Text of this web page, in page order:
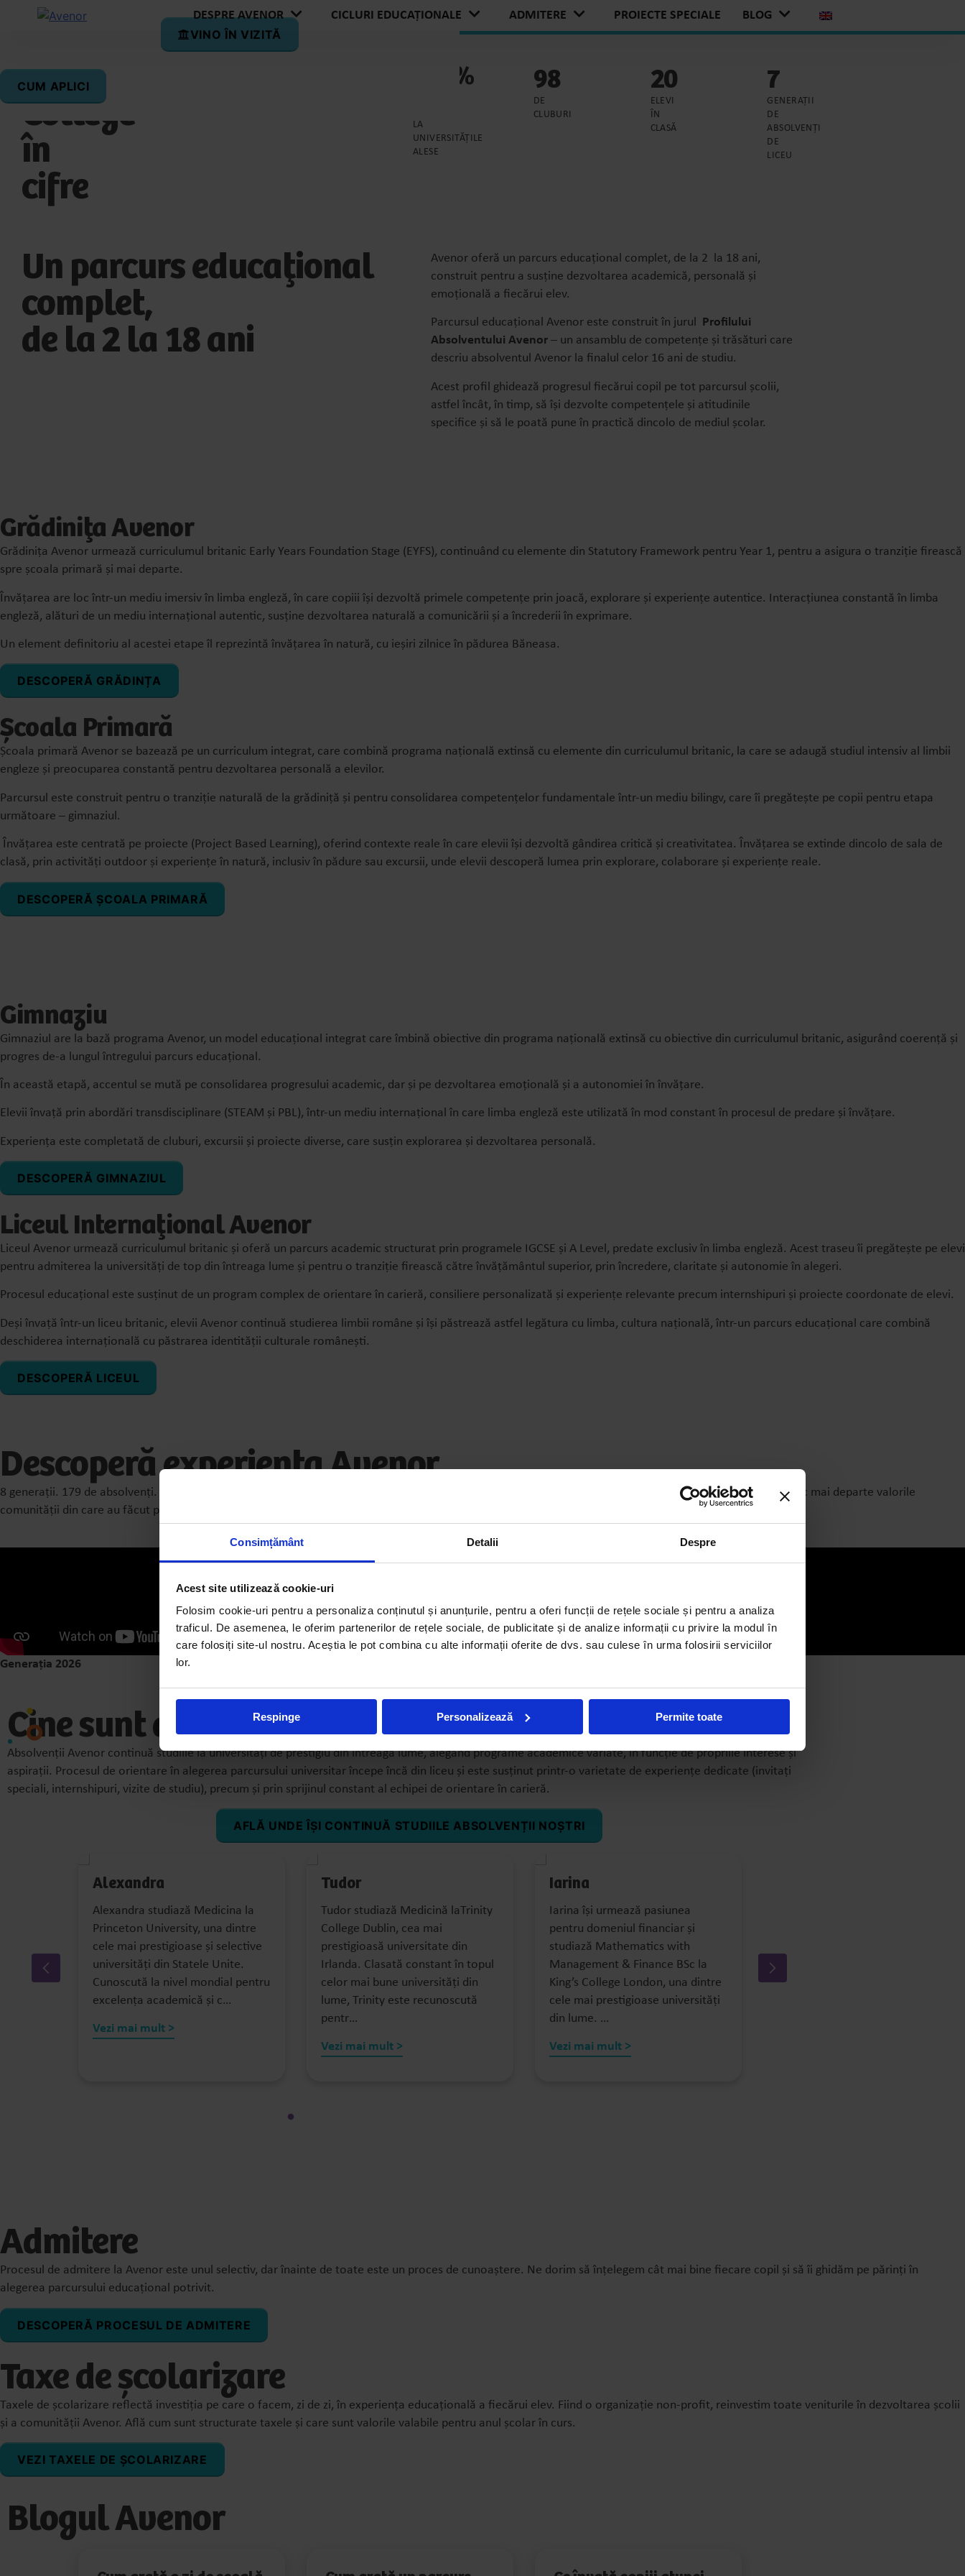
Consimțământ Detalii Despre
Acest site utilizează cookie-uri
Folosim cookie-uri pentru a personaliza conținutul și anunțurile, pentru a oferi funcții de rețele sociale și pentru a analiza
traficul. De asemenea, le oferim partenerilor de rețele sociale, de publicitate și de analize informații cu privire la modul în
care folosiți site-ul nostru. Aceștia le pot combina cu alte informații oferite de dvs. sau culese în urma folosirii serviciilor
lor.
Respinge Personalizează Permite toate
DESPRE AVENOR CICLURI EDUCAȚIONALE ADMITERE PROIECTE SPECIALE BLOG
Avenor
College
în
cifre
100%
LA
UNIVERSITĂȚILE
ALESE
98
DE
CLUBURI
20
ELEVI
ÎN
CLASĂ
7
GENERAȚII
DE
ABSOLVENȚI
DE
LICEU
Un parcurs educațional
complet,
de la 2 la 18 ani
Avenor oferă un parcurs educațional complet, de la 2 la 18 ani,
construit pentru a susține dezvoltarea academică, personală și
emoțională a fiecărui elev.
Parcursul educațional Avenor este construit în jurul Profilului
Absolventului Avenor – un ansamblu de competențe și trăsături care
descriu absolventul Avenor la finalul celor 16 ani de studiu.
Acest profil ghidează progresul fiecărui copil pe tot parcursul școlii,
astfel încât, în timp, să își dezvolte competențele și atitudinile
specifice și să le poată pune în practică dincolo de mediul școlar.
Grădinița Avenor
Grădinița Avenor urmează curriculumul britanic Early Years Foundation Stage (EYFS), continuând cu elemente din Statutory Framework pentru Year 1, pentru a asigura o tranziție firească
spre școala primară și mai departe.
Învățarea are loc într-un mediu imersiv în limba engleză, în care copiii își dezvoltă primele competențe prin joacă, explorare și experiențe autentice. Interacțiunea constantă în limba
engleză, alături de un mediu internațional autentic, susține dezvoltarea naturală a comunicării și a încrederii în exprimare.
Un element definitoriu al acestei etape îl reprezintă învățarea în natură, cu ieșiri zilnice în pădurea Băneasa.
DESCOPERĂ GRĂDINȚA
Școala Primară
Școala primară Avenor se bazează pe un curriculum integrat, care combină programa națională extinsă cu elemente din curriculumul britanic, la care se adaugă studiul intensiv al limbii
engleze și preocuparea constantă pentru dezvoltarea personală a elevilor.
Parcursul este construit pentru o tranziție naturală de la grădiniță și pentru consolidarea competențelor fundamentale într-un mediu bilingv, care îi pregătește pe copii pentru etapa
următoare – gimnaziul.
Învățarea este centrată pe proiecte (Project Based Learning), oferind contexte reale în care elevii își dezvoltă gândirea critică și creativitatea. Învățarea se extinde dincolo de sala de
clasă, prin activități outdoor și experiențe în natură, inclusiv în pădure sau excursii, unde elevii descoperă lumea prin explorare, colaborare și experiențe reale.
DESCOPERĂ ȘCOALA PRIMARĂ
Gimnaziu
Gimnaziul are la bază programa Avenor, un model educațional integrat care îmbină obiective din programa națională extinsă cu obiective din curriculumul britanic, asigurând coerență și
progres de-a lungul întregului parcurs educațional.
În această etapă, accentul se mută pe consolidarea progresului academic, dar și pe dezvoltarea emoțională și a autonomiei în învățare.
Elevii învață prin abordări transdisciplinare (STEAM și PBL), într-un mediu internațional în care limba engleză este utilizată în mod constant în procesul de predare și învățare.
Experiența este completată de cluburi, excursii și proiecte diverse, care susțin explorarea și dezvoltarea personală.
DESCOPERĂ GIMNAZIUL
Liceul Internațional Avenor
Liceul Avenor urmează curriculumul britanic și oferă un parcurs academic structurat prin programele IGCSE și A Level, predate exclusiv în limba engleză. Acest traseu îi pregătește pe elevi
pentru admiterea la universități de top din întreaga lume și pentru o tranziție firească către învățământul superior, prin încredere, claritate și autonomie în alegeri.
Procesul educațional este susținut de un program complex de orientare în carieră, consiliere personalizată și experiențe relevante precum internshipuri și proiecte coordonate de elevi.
Deși învață într-un liceu britanic, elevii Avenor continuă studierea limbii române și își păstrează astfel legătura cu limba, cultura națională, într-un parcurs educațional care combină
deschiderea internațională cu păstrarea identității culturale românești.
DESCOPERĂ LICEUL
Descoperă experiența Avenor
8 generații. 179 de absolvenți. Un singur parcurs construit pentru viitor. Astăzi, absolvenții Avenor își continuă studiile la universități din întreaga lume și duc mai departe valorile
comunității din care au făcut parte.
Generația 2026
Cine sunt alumni Avenor?
Absolvenții Avenor continuă studiile la universități de prestigiu din întreaga lume, alegând programe academice variate, în funcție de propriile interese și
aspirații. Procesul de orientare în alegerea parcursului universitar începe încă din liceu și este susținut printr-o varietate de experiențe dedicate (invitați
speciali, internshipuri, vizite de studiu), precum și prin sprijinul constant al echipei de orientare în carieră.
AFLĂ UNDE ÎȘI CONTINUĂ STUDIILE ABSOLVENȚII NOȘTRI
în
Alexandra
Alexandra studiază Medicina la
Princeton University, una dintre
cele mai prestigioase și selective
universități din Statele Unite.
Cunoscută la nivel mondial pentru
excelența academică și c…
Vezi mai mult >
Tudor
Tudor studiază Medicină laTrinity
College Dublin, cea mai
prestigioasă universitate din
Irlanda. Clasată constant în topul
celor mai bune universități din
lume, Trinity este recunoscută
pentr…
Vezi mai mult >
Iarina
Iarina își urmează pasiunea
pentru domeniul financiar și
studiază Mathematics with
Management & Finance BSc la
King’s College London, una dintre
cele mai prestigioase universități
din lume. …
Vezi mai mult >
Economics and Business with East
Admitere
Procesul de admitere la Avenor este unul selectiv, dar înainte de toate este un proces de cunoaștere. Ne dorim să înțelegem cât mai bine fiecare copil și să îi ghidăm pe părinți în
alegerea parcursului educațional potrivit.
DESCOPERĂ PROCESUL DE ADMITERE
Taxe de școlarizare
Taxele de școlarizare reflectă investiția pe care o facem, zi de zi, în experiența educațională a fiecărui elev. Fiind o organizație non-profit, reinvestim toate veniturile în dezvoltarea școlii
și a comunității Avenor. Află cum sunt structurate taxele și care sunt valorile valabile pentru anul școlar în curs.
VEZI TAXELE DE ȘCOLARIZARE
Blogul Avenor
VINO ÎN VIZITĂ
CUM APLICI